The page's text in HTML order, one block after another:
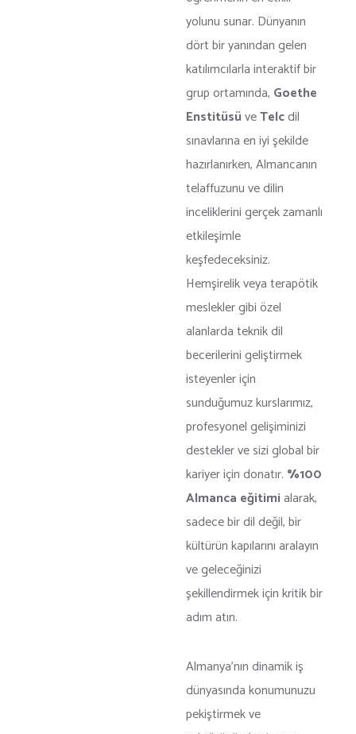
yolunu sunar. Dünyanın
dört bir yanından gelen
katılımcılarla interaktif bir
grup ortamında, Goethe
EnstitüsüveTelcdil
sınavlarına en iyi şekilde
hazırlanırken, Almancanın
telaffuzunu ve dilin
inceliklerini gerçek zamanlı
etkileşimle
keşfedeceksiniz.
Hemşirelik veya terapötik
meslekler gibi özel
alanlarda teknik dil
becerilerini geliştirmek
isteyenler için
sunduğumuz kurslarımız,
profesyonel gelişiminizi
destekler ve sizi global bir
kariyer için donatır. %100
Almanca eğitimialarak,
sadece bir dil değil, bir
kültürün kapılarını aralayın
ve geleceğinizi
şekillendirmek için kritik bir
adım atın.
Almanya’nın dinamik iş
dünyasında konumunuzu
pekiştirmek ve